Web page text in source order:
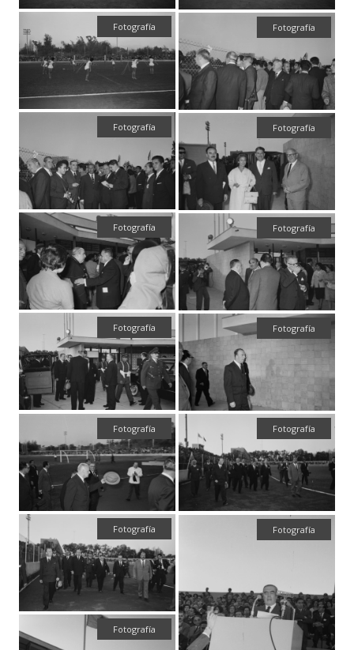
Fotografía Fotografía
Fotografía Fotografía
Fotografía Fotografía
Fotografía Fotografía
Fotografía Fotografía
Fotografía Fotografía
Fotografía